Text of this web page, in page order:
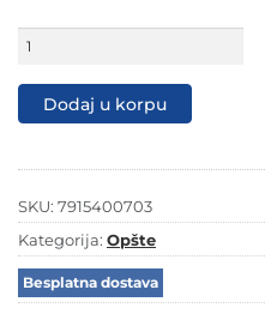
vile
bale
sijena
50
za
MKL730
7915400703
količina
Dodaj u korpu
SKU: 7915400703
Kategorija: Opšte
Besplatna dostava